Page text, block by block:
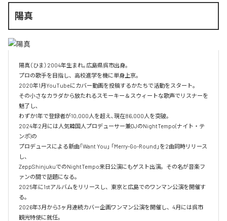
陽真
陽真（ひま）2004年生まれ｡広島県呉市出身。‌
プロの歌手を目指し、高校進学を機に単身上京。‌
2020年1月YouTubeにカバー動画を投稿するかたちで活動をスタート。‌
その小さなカラダから放たれるスモーキー＆スウィートな歌声でリスナーを
魅了し､‌
わずか1年で登録者が10,000人を超え､現在86,000人を突破。‌
2024年2月には人気韓国人プロデューサー兼DJのNightTempo(ナイト・テ
ンポ)の‌
プロデュースによる新曲「Want You」 「Merry-Go-Round」を2曲同時リリース
し、‌
ZeppShinjukuでのNightTempo来日公演にもゲスト出演。その名が音楽フ
ァンの間で話題になる。‌
2025年に1stアルバムをリリースし、東京と広島でのワンマン公演を開催す
る。
2026年3月から3ヶ月連続カバー企画ワンマン公演を開催し、4月には呉市
観光特使に就任。